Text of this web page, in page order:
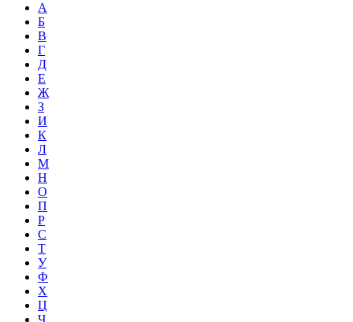
А
Б
В
Г
Д
Е
Ж
З
И
К
Л
М
Н
О
П
Р
С
Т
У
Ф
Х
Ц
Ч